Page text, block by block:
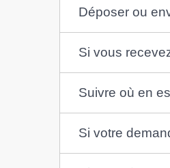
Déposer ou
Si vous
Suivre où en
Si votre